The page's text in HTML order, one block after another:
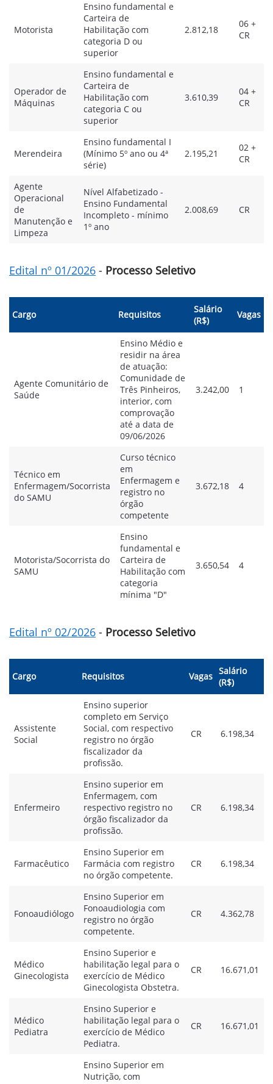
Motorista
Ensino fundamental e
Carteira de
Habilitação com
categoria D ou
superior
2.812,18
06 +
CR
Operador de
Máquinas
Ensino fundamental e
Carteira de
Habilitação com
categoria C ou
superior
3.610,39
04 +
CR
Merendeira
Ensino fundamental I
(Mínimo 5º ano ou 4ª
série)
2.195,21
02 +
CR
Agente
Operacional
de
Manutenção e
Limpeza
Nível Alfabetizado -
Ensino Fundamental
Incompleto - mínimo
1º ano
2.008,69 CR
Edital nº 01/2026 - Processo Seletivo
Cargo Requisitos
Salário
(R$)
Vagas
Agente Comunitário de
Saúde
Ensino Médio e
residir na área
de atuação:
Comunidade de
Três Pinheiros,
interior, com
comprovação
até a data de
09/06/2026
3.242,00 1
Técnico em
Enfermagem/Socorrista
do SAMU
Curso técnico
em
Enfermagem e
registro no
órgão
competente
3.672,18 4
Motorista/Socorrista do
SAMU
Ensino
fundamental e
Carteira de
Habilitação com
categoria
mínima "D"
3.650,54 4
Edital nº 02/2026 - Processo Seletivo
Cargo Requisitos Vagas Salário
(R$)
Assistente
Social
Ensino superior
completo em Serviço
Social, com respectivo
registro no órgão
fiscalizador da
profissão.
CR 6.198,34
Enfermeiro
Ensino superior em
Enfermagem, com
respectivo registro no
órgão fiscalizador da
profissão.
CR 6.198,34
Farmacêutico
Ensino Superior em
Farmácia com registro
no órgão competente.
CR 6.198,34
Fonoaudiólogo
Ensino Superior em
Fonoaudiologia com
registro no órgão
competente.
CR 4.362,78
Médico
Ginecologista
Ensino Superior e
habilitação legal para o
exercício de Médico
Ginecologista Obstetra.
CR 16.671,01
Médico
Pediatra
Ensino Superior e
habilitação legal para o
exercício de Médico
Pediatra.
CR 16.671,01
Ensino Superior em
Nutrição, com